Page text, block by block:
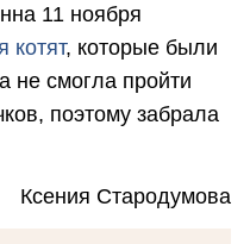
11 ноября
котят, которые были
не смогла пройти
поэтому забрала
Ксения Стародумова